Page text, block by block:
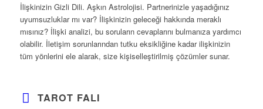
İlişkinizin Gizli Dili. Aşkın Astrolojisi. Partnerinizle yaşadığınız
uyumsuzluklar mı var? İlişkinizin geleceği hakkında meraklı
mısınız? İlişki analizi, bu soruların cevaplarını bulmanıza yardımcı
olabilir. İletişim sorunlarından tutku eksikliğine kadar ilişkinizin
tüm yönlerini ele alarak, size kişiselleştirilmiş çözümler sunar.
TAROT FALI